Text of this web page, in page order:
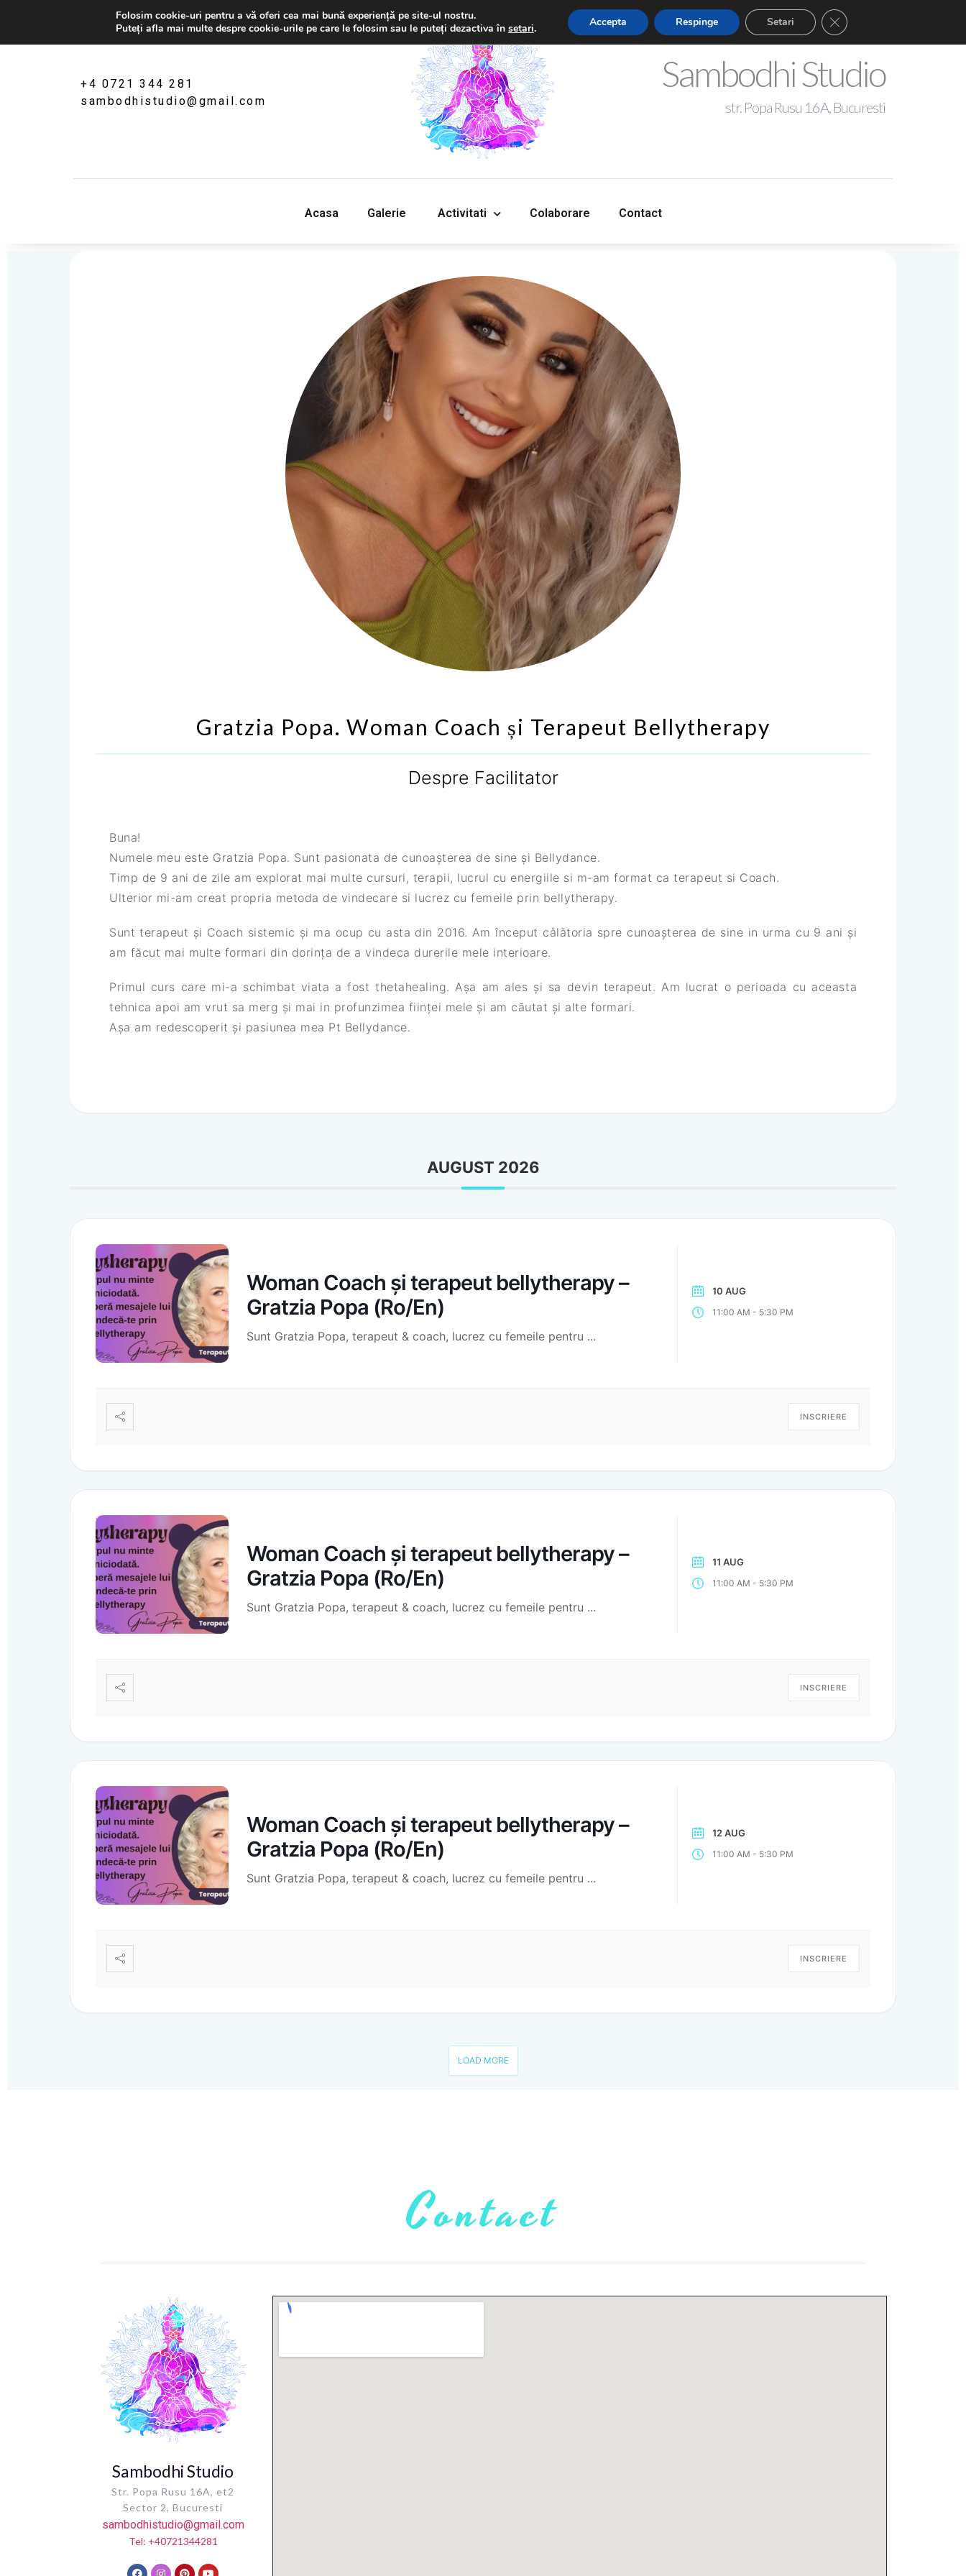
+4 0721 344 281
sambodhistudio@gmail.com
Sambodhi Studio
str. Popa Rusu 16A, Bucuresti
‎Acasa Galerie ‎ ‎Activitati‎ Colaborare Contact
‎Acasa Galerie ‎ ‎Activitati‎ Colaborare Contact
Gratzia Popa. Woman Coach și Terapeut Bellytherapy
Despre Facilitator
Buna!
Numele meu este Gratzia Popa. Sunt pasionata de cunoașterea de sine și Bellydance.
Timp de 9 ani de zile am explorat mai multe cursuri, terapii, lucrul cu energiile si m-am format ca terapeut si Coach.
Ulterior mi-am creat propria metoda de vindecare si lucrez cu femeile prin bellytherapy.
Sunt terapeut și Coach sistemic și ma ocup cu asta din 2016. Am început călătoria spre cunoașterea de sine in urma cu 9 ani și
am făcut mai multe formari din dorința de a vindeca durerile mele interioare.
Primul curs care mi-a schimbat viata a fost thetahealing. Așa am ales și sa devin terapeut. Am lucrat o perioada cu aceasta
tehnica apoi am vrut sa merg și mai in profunzimea ființei mele și am căutat și alte formari.
Așa am redescoperit și pasiunea mea Pt Bellydance.
AUGUST 2026
Woman Coach și terapeut bellytherapy –
Gratzia Popa (Ro/En)
Sunt Gratzia Popa, terapeut & coach, lucrez cu femeile pentru ...
10 AUG
11:00 AM - 5:30 PM
INSCRIERE
Woman Coach și terapeut bellytherapy –
Gratzia Popa (Ro/En)
Sunt Gratzia Popa, terapeut & coach, lucrez cu femeile pentru ...
11 AUG
11:00 AM - 5:30 PM
INSCRIERE
Woman Coach și terapeut bellytherapy –
Gratzia Popa (Ro/En)
Sunt Gratzia Popa, terapeut & coach, lucrez cu femeile pentru ...
12 AUG
11:00 AM - 5:30 PM
INSCRIERE
LOAD MORE
Contact
Sambodhi Studio
Str. Popa Rusu 16A, et2
Sector 2, Bucuresti
sambodhistudio@gmail.com
Tel: +40721344281
Folosim cookie-uri pentru a vă oferi cea mai bună experiență pe site-ul nostru.
Puteți afla mai multe despre cookie-urile pe care le folosim sau le puteți dezactiva în setari. Accepta Respinge Setari Close GDPR Cookie Banner